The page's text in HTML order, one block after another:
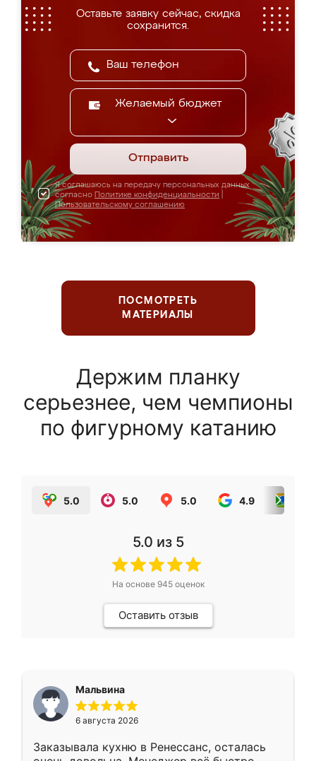
Оставьте заявку сейчас, скидка
сохранится.
Желаемый бюджет
Отправить
Я соглашаюсь на передачу персональных данных
согласно Политике конфиденциальности
Пользовательскому соглашению
ПОСМОТРЕТЬ
МАТЕРИАЛЫ
Держим планку
серьезнее, чем чемпионы
по фигурному катанию
5.0 5.0 5.0 4.9
5.0 из 5
На основе 945оценок
Оставить отзыв
Мальвина
6 августа 2026
Заказывала кухню в Ренессанс, осталась